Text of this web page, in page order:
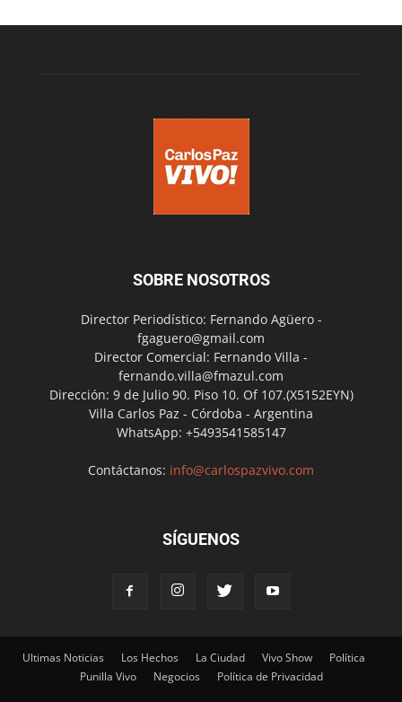
SOBRE NOSOTROS
Director Periodístico: Fernando Agüero -
fgaguero@gmail.com
Director Comercial: Fernando Villa -
fernando.villa@fmazul.com
Dirección: 9 de Julio 90. Piso 10. Of 107.(X5152EYN)
Villa Carlos Paz - Córdoba - Argentina
WhatsApp: +5493541585147
Contáctanos: info@carlospazvivo.com
SÍGUENOS
Ultimas Noticias Los Hechos La Ciudad Vivo Show
Política
Punilla Vivo
Negocios Política de Privacidad